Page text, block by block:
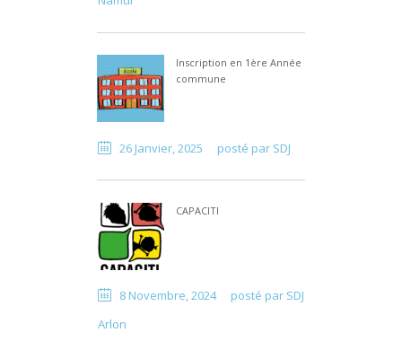
Inscription en 1ère Année
commune
26 Janvier, 2025 posté par SDJ
CAPACITI
8 Novembre, 2024 posté par SDJ
Arlon